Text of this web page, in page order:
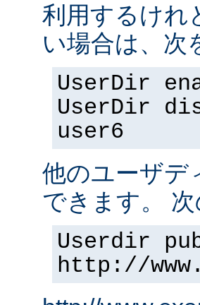
利用するけれ
い場合は、次
UserDir
UserDir
user6
他のユーザデ
できます。
Userdir
http://